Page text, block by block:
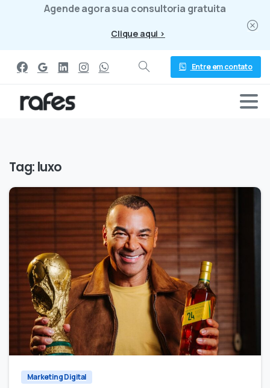
Agende agora sua consultoria gratuita
Clique aqui >
Entre em contato
Tag: luxo
0 0
Marketing Digital